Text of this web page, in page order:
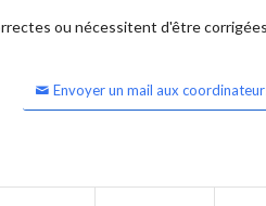
ou nécessitent d'être
Envoyer un mail aux